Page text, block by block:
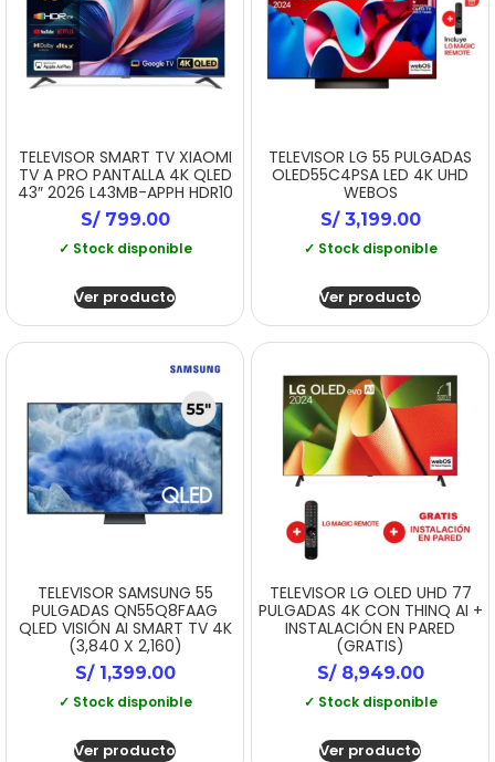
TELEVISOR SMART TV XIAOMI
TV A PRO PANTALLA 4K QLED
43″ 2026 L43MB-APPH HDR10
S/799.00
✓ Stock disponible
Ver producto
TELEVISOR LG 55 PULGADAS
OLED55C4PSA LED 4K UHD
WEBOS
S/3,199.00
✓ Stock disponible
Ver producto
TELEVISOR SAMSUNG 55
PULGADAS QN55Q8FAAG
QLED VISIÓN AI SMART TV 4K
(3,840 X 2,160)
S/1,399.00
✓ Stock disponible
Ver producto
TELEVISOR LG OLED UHD 77
PULGADAS 4K CON THINQ AI +
INSTALACIÓN EN PARED
(GRATIS)
S/8,949.00
✓ Stock disponible
Ver producto